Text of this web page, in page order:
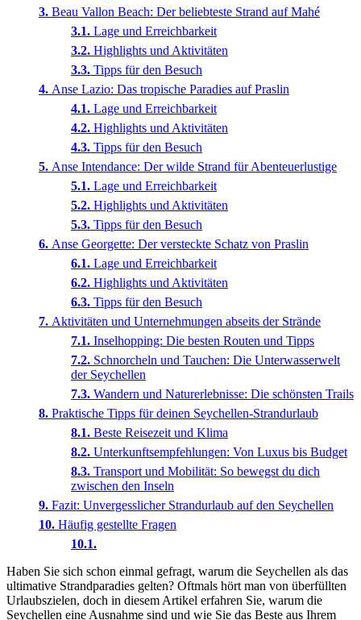
Beau Vallon Beach: Der beliebteste Strand auf Mahé
Lage und Erreichbarkeit
Highlights und Aktivitäten
Tipps für den Besuch
Anse Lazio: Das tropische Paradies auf Praslin
Lage und Erreichbarkeit
Highlights und Aktivitäten
Tipps für den Besuch
Anse Intendance: Der wilde Strand für Abenteuerlustige
Lage und Erreichbarkeit
Highlights und Aktivitäten
Tipps für den Besuch
Anse Georgette: Der versteckte Schatz von Praslin
Lage und Erreichbarkeit
Highlights und Aktivitäten
Tipps für den Besuch
Aktivitäten und Unternehmungen abseits der Strände
Inselhopping: Die besten Routen und Tipps
Schnorcheln und Tauchen: Die Unterwasserwelt
der Seychellen
Wandern und Naturerlebnisse: Die schönsten Trails
Praktische Tipps für deinen Seychellen-Strandurlaub
Beste Reisezeit und Klima
Unterkunftsempfehlungen: Von Luxus bis Budget
Transport und Mobilität: So bewegst du dich
zwischen den Inseln
Fazit: Unvergesslicher Strandurlaub auf den Seychellen
Häufig gestellte Fragen
Haben Sie sich schon einmal gefragt, warum die Seychellen als das
ultimative Strandparadies gelten? Oftmals hört man von überfüllten
Urlaubszielen, doch in diesem Artikel erfahren Sie, warum die
Seychellen eine Ausnahme sind und wie Sie das Beste aus Ihrem